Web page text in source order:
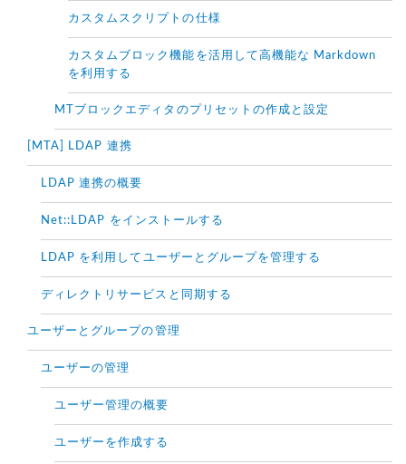
カスタムスクリプトの仕様
カスタムブロック機能を活用して高機能な Markdown
を利用する
MTブロックエディタのプリセットの作成と設定
[MTA] LDAP 連携
LDAP 連携の概要
Net::LDAP をインストールする
LDAP を利用してユーザーとグループを管理する
ディレクトリサービスと同期する
ユーザーとグループの管理
ユーザーの管理
ユーザー管理の概要
ユーザーを作成する